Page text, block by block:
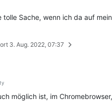
tolle Sache, wenn ich da auf
3. Aug. 2022, 07:37
möglich ist, im